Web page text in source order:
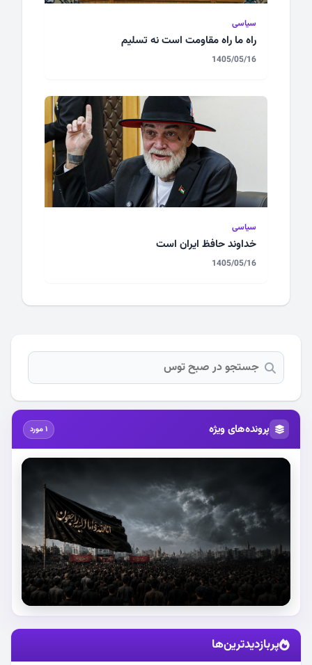
سیاسی
راه ما راه مقاومت است نه تسلیم
1405/05/16
سیاسی
خداوند حافظ ایران است
1405/05/16
پرونده‌های ویژه 1 مورد
استقبال از آقای شهید ایران
مشاهده اخبار
پربازدیدترین‌ها